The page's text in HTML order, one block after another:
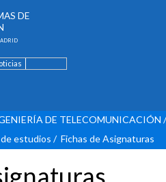
DE
DE TELECOMUNICACIÓN /
de estudios / Fichas de Asignaturas